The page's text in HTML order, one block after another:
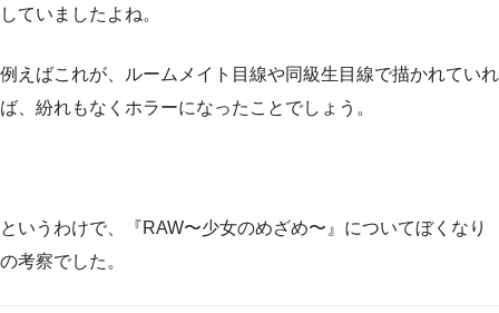
していましたよね。
例えばこれが、ルームメイト目線や同級生目線で描かれていれ
ば、紛れもなくホラーになったことでしょう。
というわけで、『RAW〜少女のめざめ〜』についてぼくなり
の考察でした。